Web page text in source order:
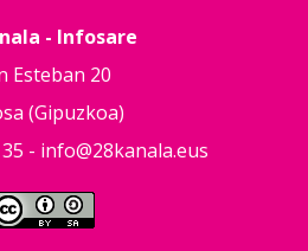
- Infosare
Esteban 20
(Gipuzkoa)
- info@28kanala.eus